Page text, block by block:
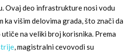
Ovaj deo infrastrukture nosi vodu
ka višim delovima grada, što znači da
na veliki broj korisnika. Prema
, magistralni cevovodi su